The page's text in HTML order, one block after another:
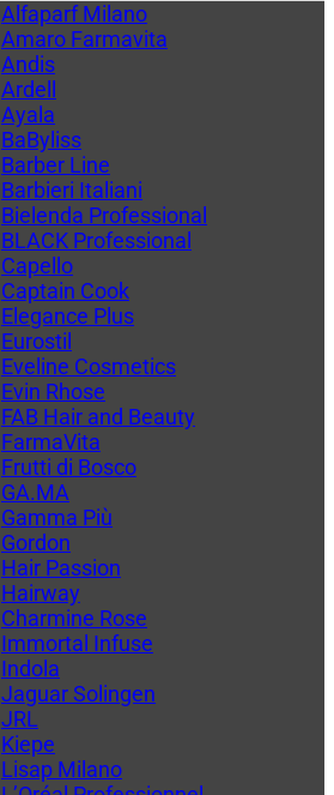
Alfaparf Milano
Amaro Farmavita
Andis
Ardell
Ayala
BaByliss
Barber Line
Barbieri Italiani
Bielenda Professional
BLACK Professional
Capello
Captain Cook
Elegance Plus
Eurostil
Eveline Cosmetics
Evin Rhose
FAB Hair and Beauty
FarmaVita
Frutti di Bosco
GA.MA
Gamma Più
Gordon
Hair Passion
Hairway
Charmine Rose
Immortal Infuse
Indola
Jaguar Solingen
JRL
Kiepe
Lisap Milano